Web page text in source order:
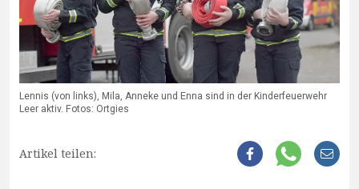
Lennis (von links), Mila, Anneke und Enna sind in der Kinderfeuerwehr
Leer aktiv. Fotos: Ortgies
Artikel teilen: